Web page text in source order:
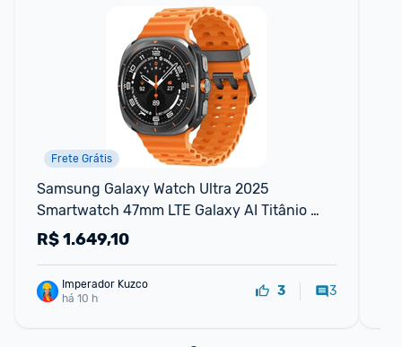
Frete Grátis
Samsung Galaxy Watch Ultra 2025
Smartwatch 47mm LTE Galaxy AI Titânio
Aeroespacial Titânio Cinza
R$1.649,10
Imperador Kuzco
há 10 h
3 3